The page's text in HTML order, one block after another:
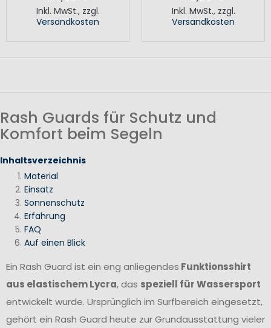
Inkl. MwSt., zzgl.
Versandkosten
Inkl. MwSt., zzgl.
Versandkosten
Rash Guards für Schutz und
Komfort beim Segeln
Inhaltsverzeichnis
Material
Einsatz
Sonnenschutz
Erfahrung
FAQ
Auf einen Blick
Ein Rash Guard ist ein eng anliegendes Funktionsshirt
aus elastischem Lycra, das speziell für Wassersport
entwickelt wurde. Ursprünglich im Surfbereich eingesetzt,
gehört ein Rash Guard heute zur Grundausstattung vieler